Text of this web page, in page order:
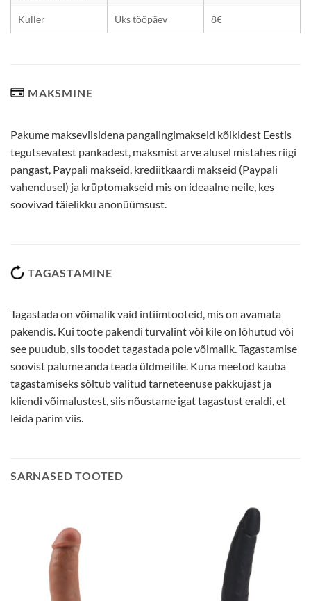
Kuller Üks tööpäev 8€
MAKSMINE
Pakume makseviisidena pangalingimakseid kõikidest Eestis
tegutsevatest pankadest, maksmist arve alusel mistahes riigi
pangast, Paypali makseid, krediitkaardi makseid (Paypali
vahendusel) ja krüptomakseid mis on ideaalne neile, kes
soovivad täielikku anonüümsust.
TAGASTAMINE
Tagastada on võimalik vaid intiimtooteid, mis on avamata
pakendis. Kui toote pakendi turvalint või kile on lõhutud või
see puudub, siis toodet tagastada pole võimalik. Tagastamise
soovist palume anda teada üldmeilile. Kuna meetod kauba
tagastamiseks sõltub valitud tarneteenuse pakkujast ja
kliendi võimalustest, siis nõustame igat tagastust eraldi, et
leida parim viis.
SARNASED TOOTED